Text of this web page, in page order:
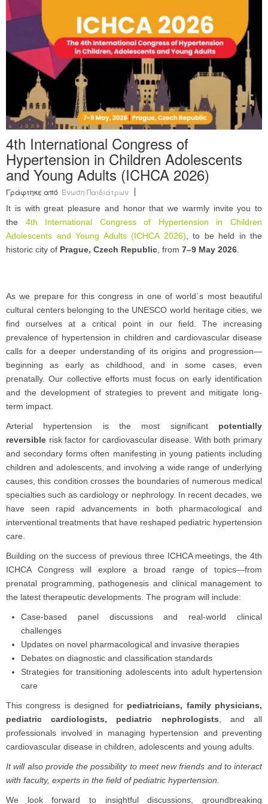
4th International Congress of
Hypertension in Children Adolescents
and Young Adults (ICHCA 2026)
Γράφτηκε από Ένωση Παιδιάτρων
It is with great pleasure and honor that we warmly invite you to
the 4th International Congress of Hypertension in Children
Adolescents and Young Adults (ICHCA 2026) , to be held in the
historic city of Prague, Czech Republic , from 7–9 May 2026
As we prepare for this congress in one of world´s most beautiful
cultural centers belonging to the UNESCO world heritage cities, we
find ourselves at a critical point in our field. The increasing
prevalence of hypertension in children and cardiovascular disease
calls for a deeper understanding of its origins and progression—
beginning as early as childhood, and in some cases, even
prenatally. Our collective efforts must focus on early identification
and the development of strategies to prevent and mitigate long-
term impact.
Arterial hypertension is the most significant potentially
reversible risk factor for cardiovascular disease. With both primary
and secondary forms often manifesting in young patients including
children and adolescents, and involving a wide range of underlying
causes, this condition crosses the boundaries of numerous medical
specialties such as cardiology or nephrology. In recent decades, we
have seen rapid advancements in both pharmacological and
interventional treatments that have reshaped pediatric hypertension
care.
Building on the success of previous three ICHCA meetings, the 4th
ICHCA Congress will explore a broad range of topics—from
prenatal programming, pathogenesis and clinical management to
the latest therapeutic developments. The program will include:
Case-based panel discussions and real-world clinical
challenges
Updates on novel pharmacological and invasive therapies
Debates on diagnostic and classification standards
Strategies for transitioning adolescents into adult hypertension
care
This congress is designed for pediatricians, family physicians,
pediatric cardiologists, pediatric nephrologists , and all
professionals involved in managing hypertension and preventing
cardiovascular disease in children, adolescents and young adults.
It will also provide the possibility to meet new friends and to interact
with faculty, experts in the field of pediatric hypertension.
We look forward to insightful discussions, groundbreaking
Ανακοινώσεις
Εργαλεία για Παιδιάτρους
Χρήσιμα Links
Επεξεργασία Προφίλ